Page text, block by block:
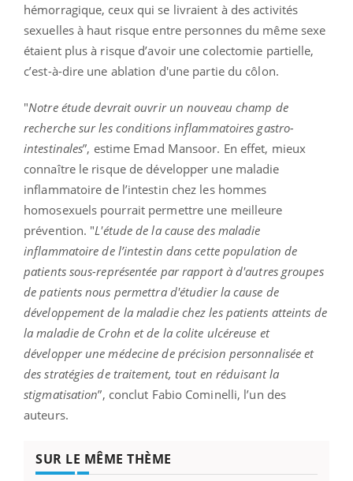
hémorragique, ceux qui se livraient à des activités
sexuelles à haut risque entre personnes du même sexe
étaient plus à risque d’avoir une colectomie partielle,
c’est-à-dire une ablation d'une partie du côlon.
"Notre étude devrait ouvrir un nouveau champ de
recherche sur les conditions inflammatoires gastro-
intestinales”, estime Emad Mansoor. En effet, mieux
connaître le risque de développer une maladie
inflammatoire de l’intestin chez les hommes
homosexuels pourrait permettre une meilleure
prévention. "L'étude de la cause des maladie
inflammatoire de l’intestin dans cette population de
patients sous-représentée par rapport à d'autres groupes
de patients nous permettra d'étudier la cause de
développement de la maladie chez les patients atteints de
la maladie de Crohn et de la colite ulcéreuse et
développer une médecine de précision personnalisée et
des stratégies de traitement, tout en réduisant la
stigmatisation”, conclut Fabio Cominelli, l’un des
auteurs.
SUR LE MÊME THÈME